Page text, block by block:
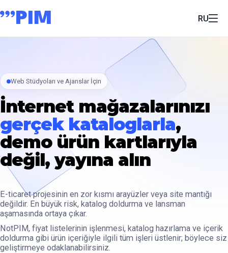
RU
Web Stüdyoları ve Ajanslar İçin
İnternet mağazalarınızı
gerçek kataloglarla,
demo ürün kartlarıyla
değil, yayına alın
E-ticaret projesinin en zor kısmı arayüzler veya site mantığı
değildir. En büyük risk, katalog doldurma ve lansman
aşamasında ortaya çıkar.
NotPIM, fiyat listelerinin işlenmesi, katalog hazırlama ve içerik
doldurma gibi ürün içeriğiyle ilgili tüm işleri üstlenir; böylece siz
geliştirmeye odaklanabilirsiniz.